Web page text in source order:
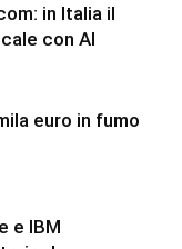
in Italia il
con AI
euro in fumo
e IBM